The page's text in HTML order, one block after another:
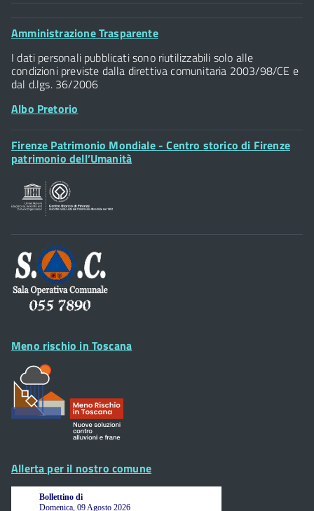
Comune di Firenze
Palazzo Vecchio
Piazza della Signoria - 50122, Firenze
P.IVA 01307110484
Posta Elettronica Certificata
Footer
Amministrazione Trasparente
I dati personali pubblicati sono riutilizzabili solo alle
condizioni previste dalla direttiva comunitaria 2003/98/CE e
dal d.lgs. 36/2006
Albo Pretorio
Footer
Widget
Firenze Patrimonio Mondiale - Centro storico di Firenze
patrimonio dell’Umanità
Footer
Widget
Meno rischio in Toscana
Allerta per il nostro comune